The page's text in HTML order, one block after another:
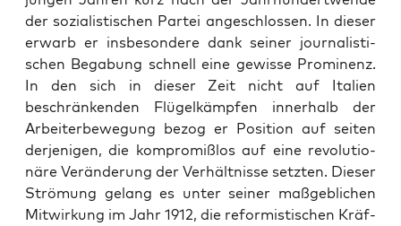
der sozia­lis­ti­schen Par­tei ange­schlos­sen. In die­ser
erwarb er ins­be­son­de­re dank sei­ner jour­na­lis­ti­
schen Bega­bung schnell eine gewis­se Pro­mi­nenz.
In den sich in die­ser Zeit nicht auf Ita­li­en
beschrän­ken­den Flü­gel­kämp­fen inner­halb der
Arbei­ter­be­we­gung bezog er Posi­ti­on auf sei­ten
der­je­ni­gen, die kom­pro­miß­los auf eine revo­lu­tio­
nä­re Ver­än­de­rung der Ver­hält­nis­se setz­ten. Die­ser
Strö­mung gelang es unter sei­ner maß­geb­li­chen
Mit­wir­kung im Jahr 1912, die refor­mis­ti­schen Kräf­